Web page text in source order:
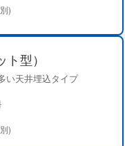
)
型）
い天井埋込タイプ
)